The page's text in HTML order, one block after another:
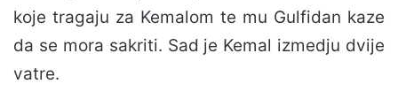
koje tragaju za Kemalom te mu Gulfidan kaze
da se mora sakriti. Sad je Kemal izmedju dvije
vatre.